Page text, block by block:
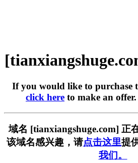
If you would like to purchase
click here to make an
域名 [tianxiangshuge.com] 正
该域名感兴趣，请点击这里提
我们。